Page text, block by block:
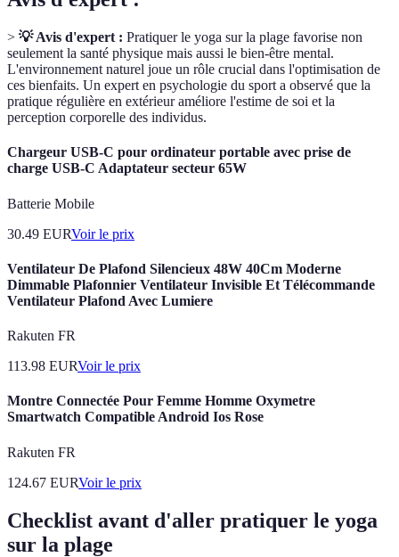
> 💡 Avis d'expert : Pratiquer le yoga sur la plage favorise non
seulement la santé physique mais aussi le bien-être mental.
L'environnement naturel joue un rôle crucial dans l'optimisation de
ces bienfaits. Un expert en psychologie du sport a observé que la
pratique régulière en extérieur améliore l'estime de soi et la
perception corporelle des individus.
Chargeur USB-C pour ordinateur portable avec prise de
charge USB-C Adaptateur secteur 65W
Batterie Mobile
30.49 EURVoir le prix
Ventilateur De Plafond Silencieux 48W 40Cm Moderne
Dimmable Plafonnier Ventilateur Invisible Et Télécommande
Ventilateur Plafond Avec Lumiere
Rakuten FR
113.98 EURVoir le prix
Montre Connectée Pour Femme Homme Oxymetre
Smartwatch Compatible Android Ios Rose
Rakuten FR
124.67 EURVoir le prix
Checklist avant d'aller pratiquer le yoga
sur la plage